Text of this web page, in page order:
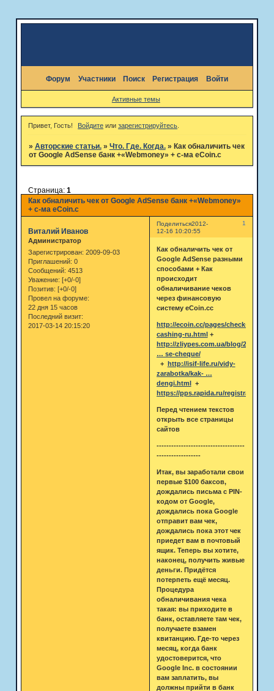
Форум Участники Поиск Регистрация Войти
Активные темы
Привет, Гость! Войдите илизарегистрируйтесь
» Авторские статьи. » Что. Где. Когда. » Как обналичить чек
от Google AdSense банк +«Webmoney» + с-ма eCoin.c
Как обналичить чек от Google AdSense банк +«Webmoney»
+ с-ма eCoin.c
Страница: 1
Поделиться 1
2012-
12-16 10:20:55
Виталий Иванов
Администратор
Зарегистрирован: 2009-09-03
Приглашений: 0
Сообщений: 4513
Уважение: [+0/-0]
Позитив: [+0/-0]
Провел на форуме:
22 дня 15 часов
Последний визит:
2017-03-14 20:15:20
Как обналичить чек от
Google AdSense разными
способами + Как
происходит
обналичивание чеков
через финансовую
систему eCoin.cc
http://ecoin.cc/pages/check-
cashing-ru.html+
http://zliypes.com.ua/blog/2007/02/
… se-cheque/
+ http://isif-life.ru/vidy-
zarabotka/kak- …
dengi.html+
https://pps.rapida.ru/registration/1/
Перед чтением текстов
открыть все страницы
сайтов
------------------------------------
------------------
Итак, вы заработали свои
первые $100 баксов,
дождались письма с PIN-
кодом от Google,
дождались пока Google
отправит вам чек,
дождались пока этот чек
приедет вам в почтовый
ящик. Теперь вы хотите,
наконец, получить живые
деньги. Придётся
потерпеть ещё месяц.
Процедура
обналичивания чека
такая: вы приходите в
банк, оставляете там чек,
получаете взамен
квитанцию. Где-то через
месяц, когда банк
удостоверится, что
Google Inc. в состоянии
вам заплатить, вы
должны прийти в банк